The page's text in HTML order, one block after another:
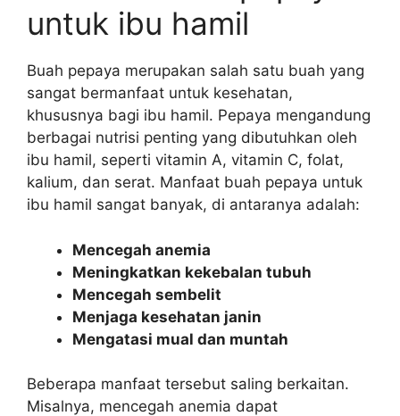
untuk ibu hamil
Buah pepaya merupakan salah satu buah yang
sangat bermanfaat untuk kesehatan,
khususnya bagi ibu hamil. Pepaya mengandung
berbagai nutrisi penting yang dibutuhkan oleh
ibu hamil, seperti vitamin A, vitamin C, folat,
kalium, dan serat. Manfaat buah pepaya untuk
ibu hamil sangat banyak, di antaranya adalah:
Mencegah anemia
Meningkatkan kekebalan tubuh
Mencegah sembelit
Menjaga kesehatan janin
Mengatasi mual dan muntah
Beberapa manfaat tersebut saling berkaitan.
Misalnya, mencegah anemia dapat